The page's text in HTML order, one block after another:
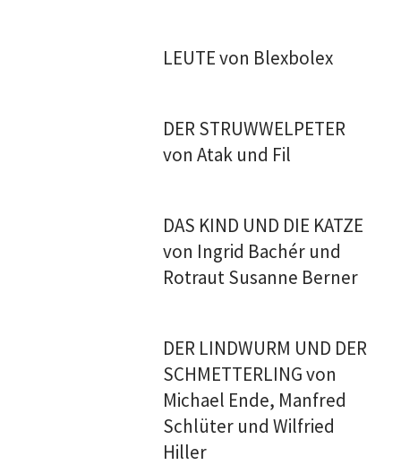
LEUTE von Blexbolex
DER STRUWWELPETER
von Atak und Fil
DAS KIND UND DIE KATZE
von Ingrid Bachér und
Rotraut Susanne Berner
DER LINDWURM UND DER
SCHMETTERLING von
Michael Ende, Manfred
Schlüter und Wilfried
Hiller